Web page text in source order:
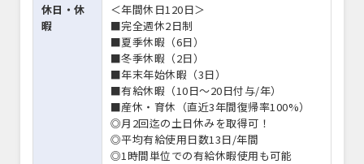
休日・休
暇
＜年間休日120日＞
■完全週休2日制
■夏季休暇（6日）
■冬季休暇（2日）
■年末年始休暇（3日）
■有給休暇（10日～20日付与/年）
■産休・育休（直近3年間復帰率100%）
◎月2回迄の土日休みを取得可！
◎平均有給使用日数13日/年間
◎1時間単位での有給休暇使用も可能